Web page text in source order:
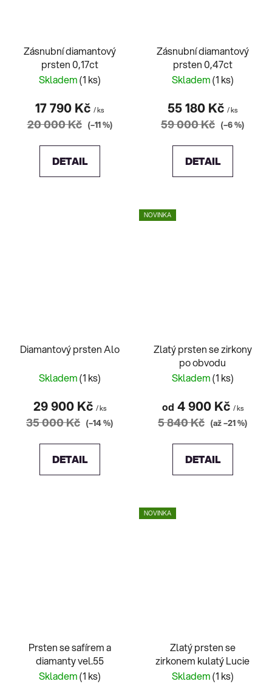
Zásnubní diamantový
prsten 0,17ct
Skladem(1 ks)
17 790 Kč / ks
20 000 Kč (–11 %)
DETAIL
Zásnubní diamantový
prsten 0,47ct
Skladem(1 ks)
55 180 Kč / ks
59 000 Kč (–6 %)
DETAIL
Diamantový prsten Alo
Skladem(1 ks)
29 900 Kč / ks
35 000 Kč (–14 %)
DETAIL
NOVINKA
Zlatý prsten se zirkony
po obvodu
Skladem(1 ks)
od 4 900 Kč / ks
5 840 Kč (až –21 %)
DETAIL
Prsten se safírem a
diamanty vel.55
Skladem(1 ks)
NOVINKA
Zlatý prsten se
zirkonem kulatý Lucie
Skladem(1 ks)